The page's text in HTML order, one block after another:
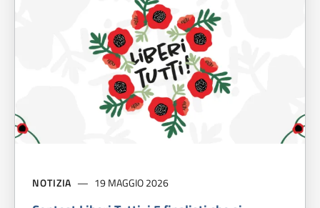
NOTIZIA 19 MAGGIO 2026